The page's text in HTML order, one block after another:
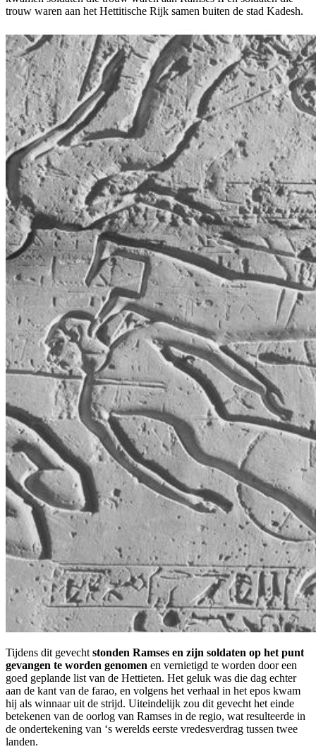
trouw waren aan het Hettitische Rijk samen buiten de stad Kadesh.
Tijdens dit gevechtstonden Ramses en zijn soldaten op het punt
gevangen te worden genomen en vernietigd te worden door een
goed geplande list van de Hettieten. Het geluk was die dag echter
aan de kant van de farao, en volgens het verhaal in het epos kwam
hij als winnaar uit de strijd. Uiteindelijk zou dit gevecht het einde
betekenen van de oorlog van Ramses in de regio, wat resulteerde in
de ondertekening van ‘s werelds eerste vredesverdrag tussen twee
landen.